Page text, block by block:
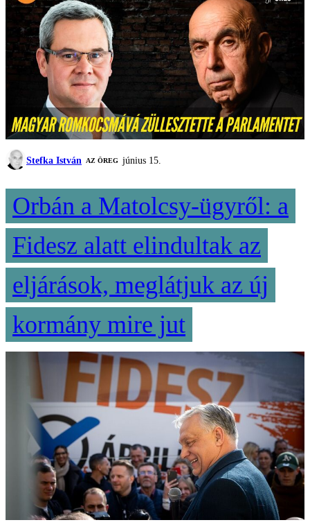
Stefka István AZ ÖREG június 15.
Orbán a Matolcsy-ügyről: a
Fidesz alatt elindultak az
eljárások, meglátjuk az új
kormány mire jut